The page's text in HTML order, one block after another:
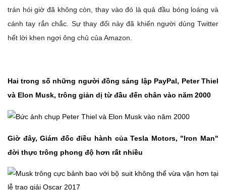
trán hói giờ đã không còn, thay vào đó là quả đầu bóng loáng và
cánh tay rắn chắc. Sự thay đổi này đã khiến người dùng Twitter
hết lời khen ngợi ông chủ của Amazon.
Hai trong số những người đồng sáng lập PayPal, Peter Thiel
và Elon Musk, trông giản dị từ đầu đến chân vào năm 2000
Giờ đây, Giám đốc điều hành của Tesla Motors, "Iron Man"
đời thực trông phong độ hơn rất nhiều